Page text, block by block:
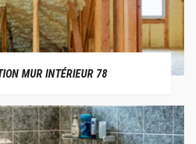
MUR INTÉRIEUR 78